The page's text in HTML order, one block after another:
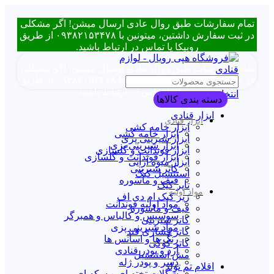
تمام سفارشات طبق روال عادی ارسال میشن! اگر مشکلی
در ثبت سفارش داشتین، میتونین با ۰۹۳۸۲۱۵۳۴۷۸ از طریق
روبیکا یا تماس در ارتباط باشید.
تمام سفارشات طبق روال عادی ارسال میشن! اگر مشکلی
روبیکا یا تماس در ارتباط باشید.انتخاب دسته بندی
ابزار قنادی
ابزار خامه کشی
ابزار شیرینی پزی
ابزار فوندانت و گلسازی
ابزار میوه آرایی
استنسیل کیک
تاپر کیک
زیر کیک ام دی اف
قیف و ماسوره
کاتر شیرینی
کاتر فشاری قند
کاتر کوکی
مش استنسیل
اقلام تم تولد
دسته بندی کالاها
ابزار قنادی
ابزار خامه کشی
ابزار شیرینی پزی
ابزار فوندانت و گلسازی
کاتر شیرینی
قیف و ماسوره
مواد اولیه
مواد اولیه فوندانت
سوسیس و کالباس و همبرگر
مواد شیرینی پزی
رنگ ها و اسانس ها
آرد و پودر قنادی
دسر و پودر ژله